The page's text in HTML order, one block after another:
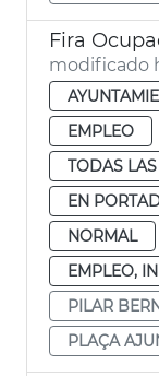
Fira
modificado
EMPLEO
TODAS
EN
NORMAL
EMPLEO,
PILAR
PLAÇA